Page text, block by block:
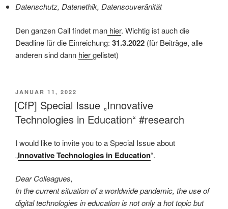
Datenschutz, Datenethik, Datensouveränität
Den ganzen Call findet man hier. Wichtig ist auch die
Deadline für die Einreichung: 31.3.2022 (für Beiträge, alle
anderen sind dann hiergelistet)
VERÖFFENTLICHT
AM
JANUAR 11, 2022
[CfP] Special Issue „Innovative
Technologies in Education“ #research
I would like to invite you to a Special Issue about
„Innovative Technologies in Education“.
Dear Colleagues,
In the current situation of a worldwide pandemic, the use of
digital technologies in education is not only a hot topic but